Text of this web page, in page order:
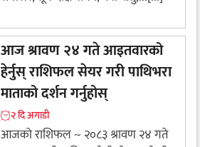
आज श्रावण २४ गते आइतवारको
हेर्नुस् राशिफल सेयर गरी पाथिभरा
माताको दर्शन गर्नुहोस्
२ दि अगाडी
आजको राशिफल ~ २०८३ श्रावण २४ गते